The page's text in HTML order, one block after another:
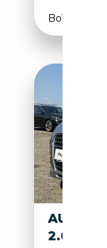
Boîte
AUDI TT
2.0 TFSI